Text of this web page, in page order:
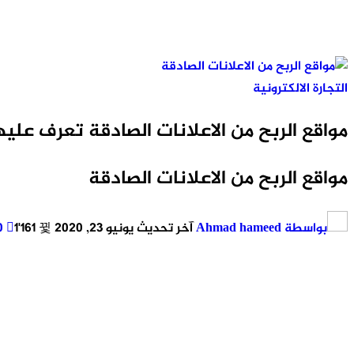
التجارة الالكترونية
مواقع الربح من الاعلانات الصادقة تعرف
مواقع الربح من الاعلانات الصادقة
بواسطةAhmad hameedآخر تحديثيونيو 23, 2020